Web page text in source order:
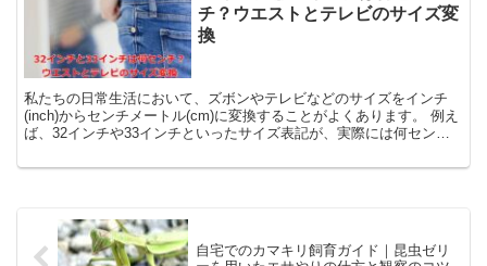
チ？ウエストとテレビのサイズ変
換
私たちの日常生活において、ズボンやテレビなどのサイズをインチ
(inch)からセンチメートル(cm)に変換することがよくあります。 例え
ば、32インチや33インチといったサイズ表記が、実際には何センチ
自宅でのカマキリ飼育ガイド｜昆虫ゼリ